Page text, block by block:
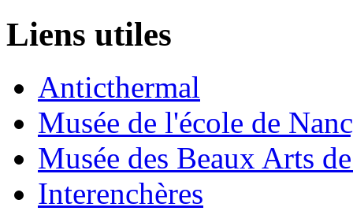
Liens utiles
Anticthermal
Musée de l'école de
Musée des Beaux Arts
Interenchères